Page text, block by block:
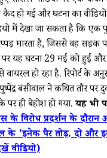
हो गई और घटना का
में देखा जा सकता है कि
मारता है, जिससे वह सड़क
पर यह घटना 29 मई को हुई
वायरल हो रहा है. रिपोर्ट के
बंसीवाल ने कथित तौर पर
पर ही बेहोश हो गया.यह भी
विरोध प्रदर्शन के
के 'इनेक पैर तोड़, दो और
वीडियो)